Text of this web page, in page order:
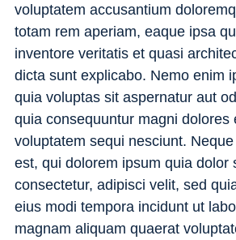
voluptatem accusantium
totam rem aperiam, eaque ipsa
inventore veritatis et quasi
dicta sunt explicabo. Nemo enim
quia voluptas sit aspernatur aut
quia consequuntur magni dolores
voluptatem sequi nesciunt.
est, qui dolorem ipsum quia dolor
consectetur, adipisci velit, sed
eius modi tempora incidunt ut
magnam aliquam quaerat